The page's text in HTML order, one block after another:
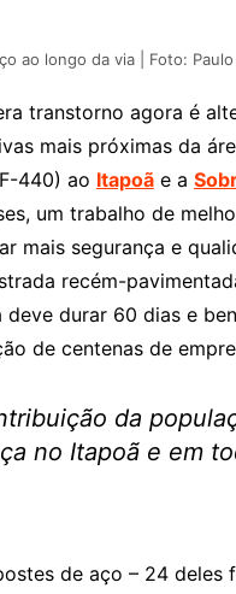
ao longo da via | Foto:
transtorno agora é
mais próximas da
440) ao Itapoã e a
um trabalho de
mais segurança e
recém-
deve durar 60 dias e
de centenas de
da
no Itapoã e em
de aço – 24 deles